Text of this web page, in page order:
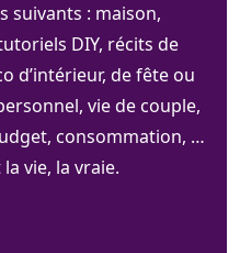
suivants : maison,
DIY, récits de
d’intérieur, de fête ou
vie de couple,
consommation, …
vie, la vraie.